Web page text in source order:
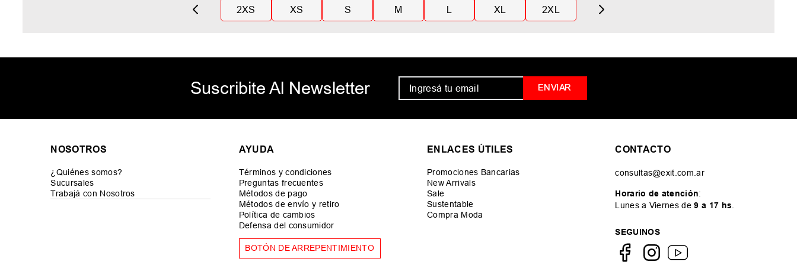
2XS XS S M L XL 2XL
Suscribite Al Newsletter ENVIAR
NOSOTROS
¿Quiénes somos?
Sucursales
Trabajá con Nosotros
AYUDA
Términos y condiciones
Preguntas frecuentes
Métodos de pago
Métodos de envío y retiro
Política de cambios
Defensa del consumidor
BOTÓN DE ARREPENTIMIENTO
ENLACES ÚTILES
Promociones Bancarias
New Arrivals
Sale
Sustentable
Compra Moda
CONTACTO
consultas@exit.com.ar
Horario de atención:
Lunes a Viernes de9 a 17 hs
SEGUINOS